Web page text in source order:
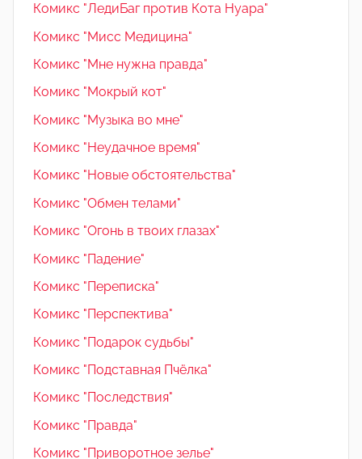
Комикс "ЛедиБаг против Кота Нуара"
Комикс "Мисс Медицина"
Комикс "Мне нужна правда"
Комикс "Мокрый кот"
Комикс "Музыка во мне"
Комикс "Неудачное время"
Комикс "Новые обстоятельства"
Комикс "Обмен телами"
Комикс "Огонь в твоих глазах"
Комикс "Падение"
Комикс "Переписка"
Комикс "Перспектива"
Комикс "Подарок судьбы"
Комикс "Подставная Пчёлка"
Комикс "Последствия"
Комикс "Правда"
Комикс "Приворотное зелье"